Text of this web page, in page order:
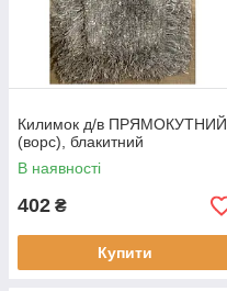
Килимок д/в ПРЯМОКУТНИЙ
(ворс), блакитний
В наявності
402 ₴
Купити